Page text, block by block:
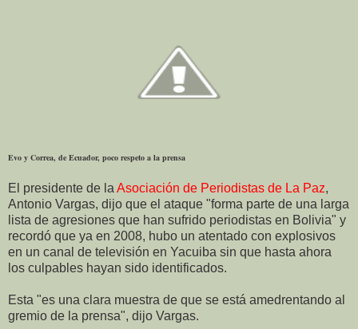
Evo y Correa, de Ecuador, poco respeto a la prensa
El presidente de la Asociación de Periodistas de La Paz,
Antonio Vargas, dijo que el ataque "forma parte de una larga
lista de agresiones que han sufrido periodistas en Bolivia" y
recordó que ya en 2008, hubo un atentado con explosivos
en un canal de televisión en Yacuiba sin que hasta ahora
los culpables hayan sido identificados.
Esta "es una clara muestra de que se está amedrentando al
gremio de la prensa", dijo Vargas.